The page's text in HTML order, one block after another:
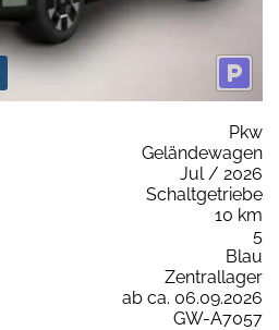
Pkw
Geländewagen
Jul / 2026
Schaltgetriebe
10 km
5
Blau
Zentrallager
ab ca. 06.09.2026
GW-A7057